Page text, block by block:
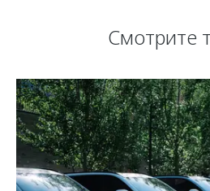
Смотрите